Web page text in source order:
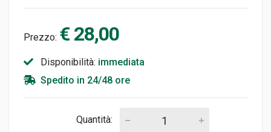
Prezzo: € 28,00
Disponibilità: immediata
Spedito in 24/48 ore
Quantità: